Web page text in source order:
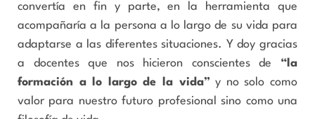
convertía en fin y parte, en la herramienta que
acompañaría a la persona a lo largo de su vida para
adaptarse a las diferentes situaciones. Y doy gracias
a docentes que nos hicieron conscientes de “la
formación a lo largo de la vida” y no solo como
valor para nuestro futuro profesional sino como una